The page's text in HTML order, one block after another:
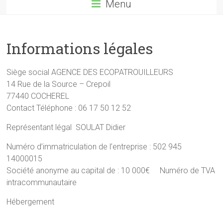
Menu
Informations légales
Siège social AGENCE DES ECOPATROUILLEURS
14 Rue de la Source – Crepoil
77440 COCHEREL
Contact Téléphone : 06 17 50 12 52
Représentant légal SOULAT Didier
Numéro d’immatriculation de l’entreprise : 502 945
14000015
Société anonyme au capital de : 10 000€ Numéro de TVA
intracommunautaire
Hébergement